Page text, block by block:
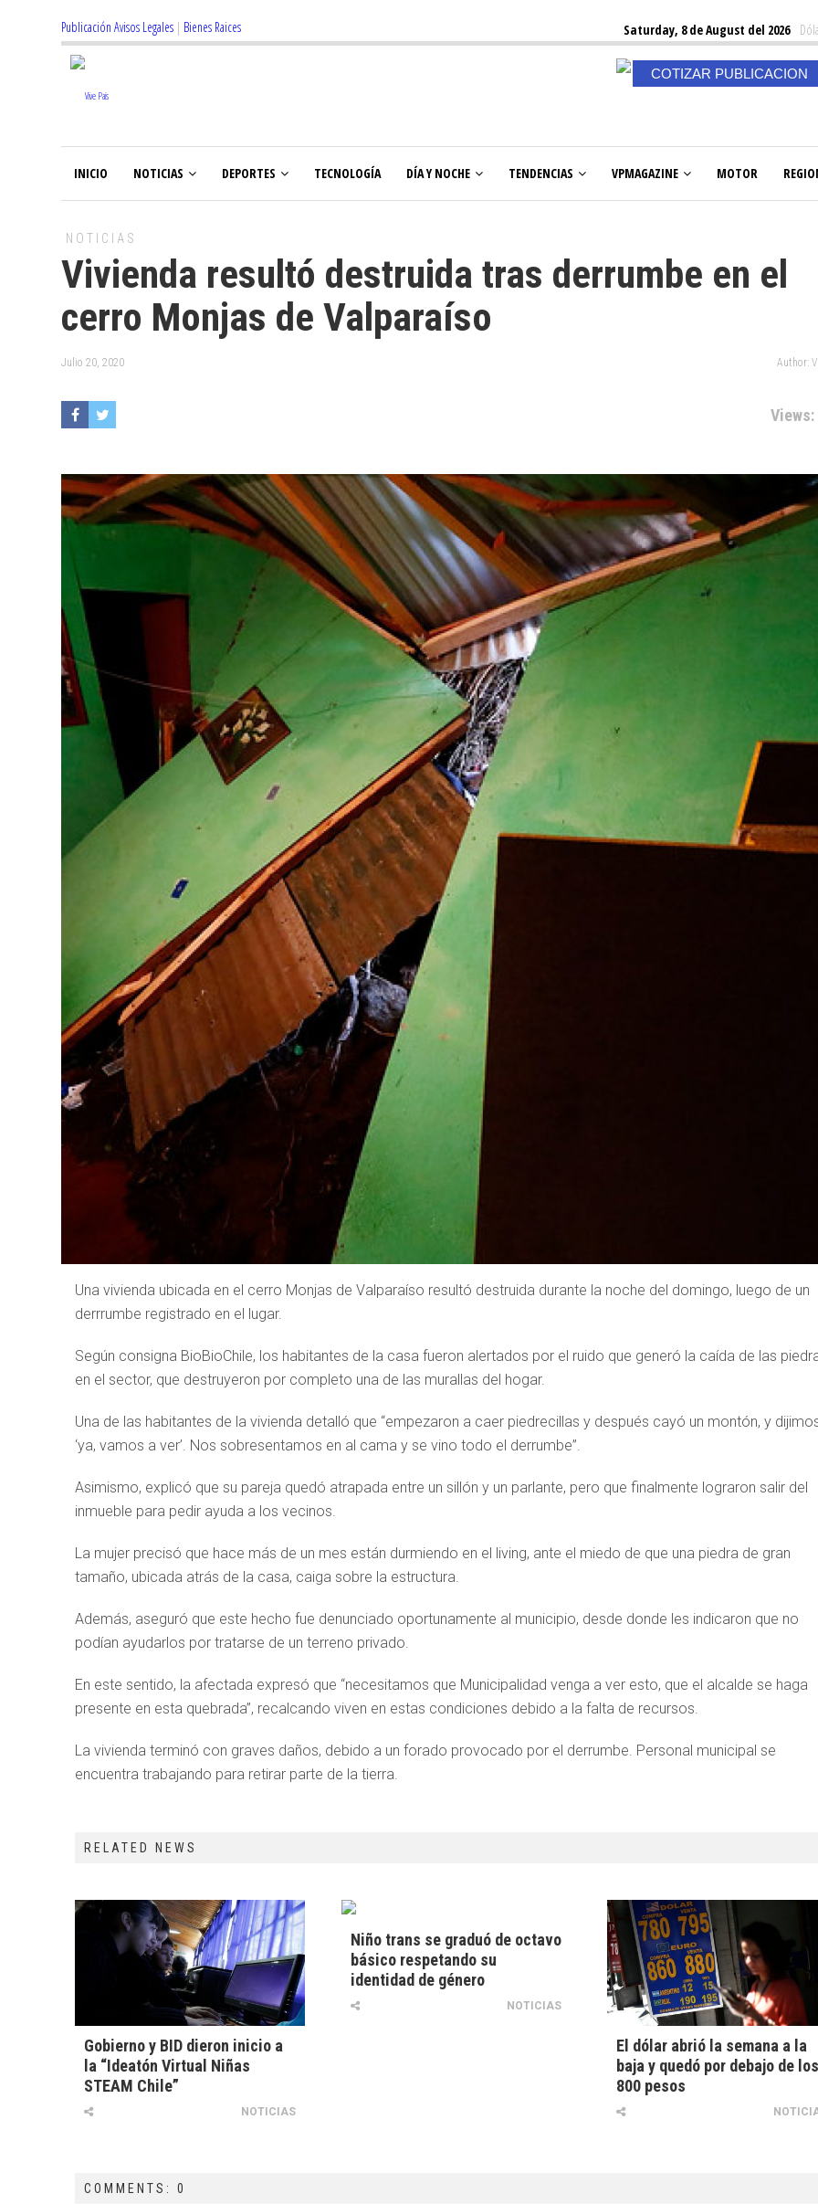
Publicación Avisos Legales | Bienes Raices Saturday, 8 de August del 2026
COTIZAR PUBLICACION
INICIO NOTICIAS DEPORTES TECNOLOGÍA DÍA Y NOCHE TENDENCIAS VPMAGAZINE MOTOR
NOTICIAS
Vivienda resultó destruida tras derrumbe en el
cerro Monjas de Valparaíso
Julio 20, 2020 Author:
Views:
Una vivienda ubicada en el cerro Monjas de Valparaíso resultó destruida durante la noche del domingo, luego de un
derrrumbe registrado en el lugar.
Según consigna BioBioChile, los habitantes de la casa fueron alertados por el ruido que generó la caída de las
en el sector, que destruyeron por completo una de las murallas del hogar.
Una de las habitantes de la vivienda detalló que “empezaron a caer piedrecillas y después cayó un montón, y
‘ya, vamos a ver’. Nos sobresentamos en al cama y se vino todo el derrumbe”.
Asimismo, explicó que su pareja quedó atrapada entre un sillón y un parlante, pero que finalmente lograron salir del
inmueble para pedir ayuda a los vecinos.
La mujer precisó que hace más de un mes están durmiendo en el living, ante el miedo de que una piedra de gran
tamaño, ubicada atrás de la casa, caiga sobre la estructura.
Además, aseguró que este hecho fue denunciado oportunamente al municipio, desde donde les indicaron que no
podían ayudarlos por tratarse de un terreno privado.
En este sentido, la afectada expresó que “necesitamos que Municipalidad venga a ver esto, que el alcalde se haga
presente en esta quebrada”, recalcando viven en estas condiciones debido a la falta de recursos.
La vivienda terminó con graves daños, debido a un forado provocado por el derrumbe. Personal municipal se
encuentra trabajando para retirar parte de la tierra.
RELATED NEWS
Gobierno y BID dieron inicio a
la “Ideatón Virtual Niñas
STEAM Chile”
NOTICIAS
Niño trans se graduó de octavo
básico respetando su
identidad de género
NOTICIAS
El dólar abrió la semana a la
baja y quedó por debajo de los
800 pesos
COMMENTS: 0